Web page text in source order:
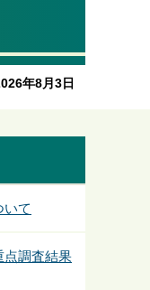
年8月3日
いて
点調査結果